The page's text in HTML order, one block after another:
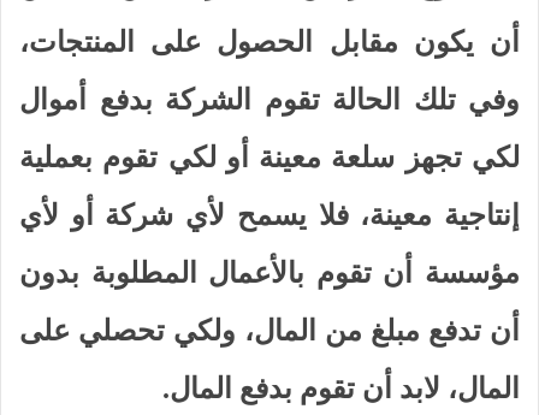
أن يكون مقابل الحصول على المنتجات،
وفي تلك الحالة تقوم الشركة بدفع أموال
لكي تجهز سلعة معينة أو لكي تقوم بعملية
إنتاجية معينة، فلا يسمح لأي شركة أو لأي
مؤسسة أن تقوم بالأعمال المطلوبة بدون
أن تدفع مبلغ من المال، ولكي تحصلي على
المال، لابد أن تقوم بدفع المال.